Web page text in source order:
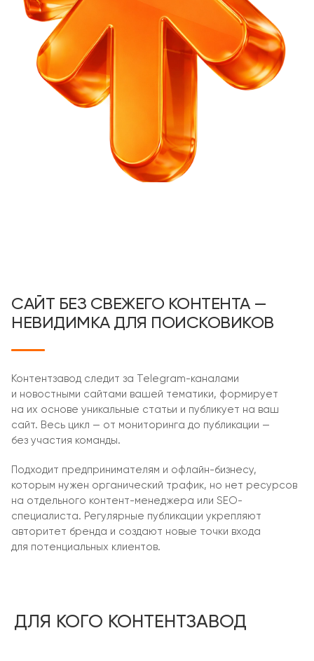
САЙТ БЕЗ СВЕЖЕГО КОНТЕНТА —
НЕВИДИМКА ДЛЯ ПОИСКОВИКОВ
Контентзавод следит за Telegram-каналами
и новостными сайтами вашей тематики, формирует
на их основе уникальные статьи и публикует на ваш
сайт. Весь цикл — от мониторинга до публикации —
без участия команды.
Подходит предпринимателям и офлайн-бизнесу,
которым нужен органический трафик, но нет ресурсов
на отдельного контент-менеджера или SEO-
специалиста. Регулярные публикации укрепляют
авторитет бренда и создают новые точки входа
для потенциальных клиентов.
ДЛЯ КОГО КОНТЕНТЗАВОД